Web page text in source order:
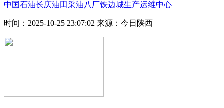
中国石油长庆油田采油八厂铁边城生产运维中心
时间：2025-10-25 23:07:02 来源：今日陕西